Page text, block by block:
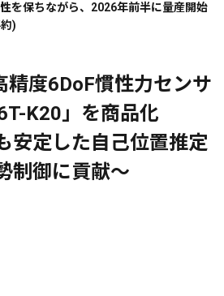
を保ちながら、2026年前半に量産開始
)
精度6DoF慣性力センサ
K20」を商品化
安定した自己位置推定
制御に貢献～